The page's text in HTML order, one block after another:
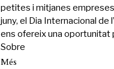
d
e
2
0
petites i mitjanes
juny, el Dia Internacional de
ens ofereix una oportunitat
Sobre
Més